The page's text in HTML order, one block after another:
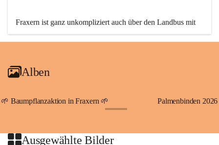
Fraxern ist ganz unkompliziert auch über den Landbus mit
den öffentlichen Verkehrsmitteln zu erreichen. Die Linie
An Samstagen, Sonn- und Feiertagen können Sie bequem
persönlichen Linienbus zur gewünschten Zeit zu Ihrer
Haltestelle bestellen. Sowohl von Weiler kommend nach
beide Fahrten Weiler-Fraxern-Weiler.
Alben
🌱 Baumpflanzaktion in Fraxern 🌱 Palmenbinden 2026
Ausgewählte Bilder